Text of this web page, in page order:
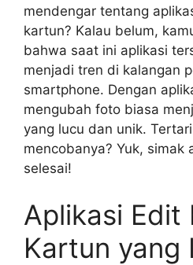
mendengar tentang
kartun? Kalau belum,
bahwa saat ini aplikasi
menjadi tren di kalangan
smartphone. Dengan
mengubah foto biasa
yang lucu dan unik.
mencobanya? Yuk, simak
selesai!
Aplikasi Edit
Kartun yang